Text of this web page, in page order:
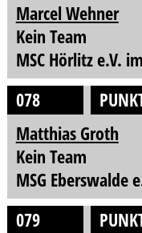
Marcel Wehner
Kein Team
MSC Hörlitz e.V.
078
Matthias Groth
Kein Team
MSG Eberswalde
079